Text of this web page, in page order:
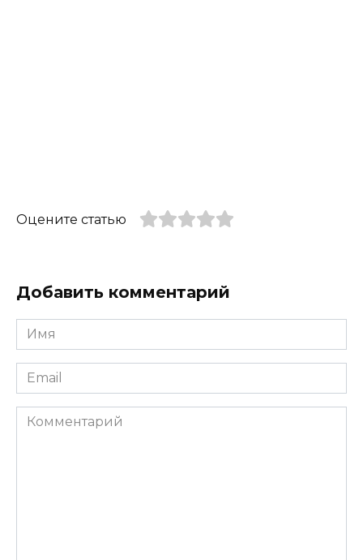
Оцените статью
Добавить комментарий
Имя
*
Email
*
Комментарий